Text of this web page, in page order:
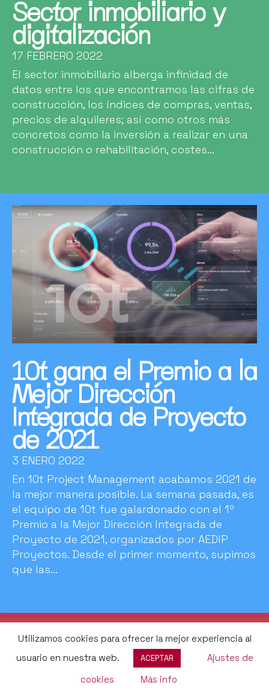
Sector inmobiliario y
digitalización
17 FEBRERO 2022
El sector inmobiliario alberga infinidad de
datos entre los que encontramos las cifras de
construcción, los índices de compras, ventas,
precios de alquileres; así como otros más
concretos como la inversión a realizar en una
construcción o rehabilitación, costes...
10t gana el Premio a la
Mejor Dirección
Integrada de Proyecto
de 2021
3 ENERO 2022
En 10t Project Management acabamos 2021 de
la mejor manera posible. La semana pasada, es
el equipo de 10t fue galardonado con el 1º
Premio a la Mejor Dirección Integrada de
Proyecto de 2021, organizados por AEDIP
Proyectos. Desde el primer momento, supimos
que las...
Utilizamos cookies para ofrecer la mejor experiencia al
usuario en nuestra web.
ACEPTAR
Ajustes de
cookies
Más info